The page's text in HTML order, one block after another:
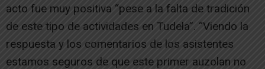
acto fue muy positiva “pese a la falta de tradición
de este tipo de actividades en Tudela”. “Viendo la
respuesta y los comentarios de los asistentes
estamos seguros de que este primer auzolan no